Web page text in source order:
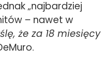
„najbardziej
– nawet w
że za 18 miesięcy